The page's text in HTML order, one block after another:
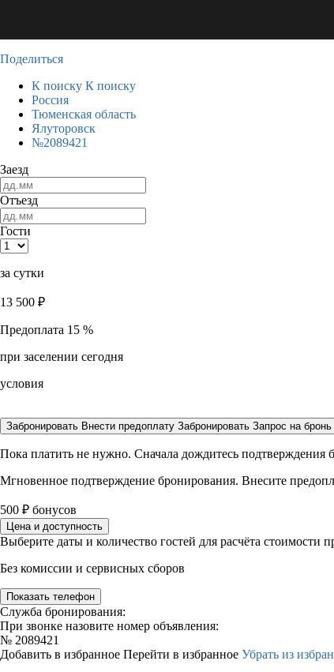
Поделиться
К поиску К поиску
Россия
Тюменская область
Ялуторовск
№2089421
Заезд
Отъезд
Гости
за сутки
13 500 ₽
Предоплата 15 %
при заселении сегодня
условия
Забронировать Внести предоплату Забронировать Запрос на бронь
Пока платить не нужно. Сначала дождитесь подтверждения
Мгновенное подтверждение бронирования. Внесите
500 ₽ бонусов
Цена и доступность
Выберите даты и количество гостей для расчёта стоимости
Без комиссии и сервисных сборов
Показать телефон
Служба бронирования:
При звонке назовите номер объявления:
№ 2089421
Добавить в избранное Перейти в избранное Убрать из